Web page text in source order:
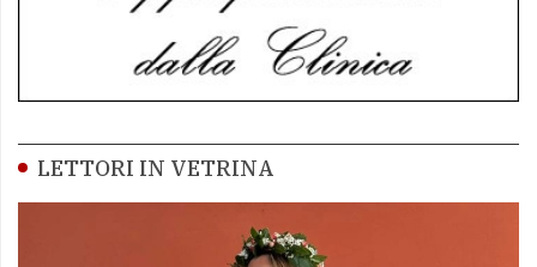
LETTORI IN VETRINA